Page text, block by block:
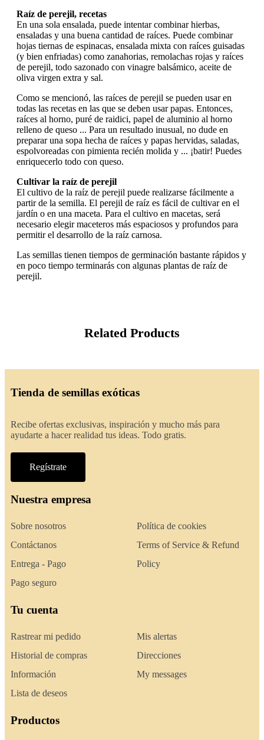
Raíz de perejil, recetas
En una sola ensalada, puede intentar combinar hierbas,
ensaladas y una buena cantidad de raíces. Puede combinar
hojas tiernas de espinacas, ensalada mixta con raíces guisadas
(y bien enfriadas) como zanahorias, remolachas rojas y raíces
de perejil, todo sazonado con vinagre balsámico, aceite de
oliva virgen extra y sal.
Como se mencionó, las raíces de perejil se pueden usar en
todas las recetas en las que se deben usar papas. Entonces,
raíces al horno, puré de raidici, papel de aluminio al horno
relleno de queso ... Para un resultado inusual, no dude en
preparar una sopa hecha de raíces y papas hervidas, saladas,
espolvoreadas con pimienta recién molida y ... ¡batir! Puedes
enriquecerlo todo con queso.
Cultivar la raíz de perejil
El cultivo de la raíz de perejil puede realizarse fácilmente a
partir de la semilla. El perejil de raíz es fácil de cultivar en el
jardín o en una maceta. Para el cultivo en macetas, será
necesario elegir maceteros más espaciosos y profundos para
permitir el desarrollo de la raíz carnosa.
Las semillas tienen tiempos de germinación bastante rápidos y
en poco tiempo terminarás con algunas plantas de raíz de
perejil.
Related Products
Tienda de semillas exóticas
Recibe ofertas exclusivas, inspiración y mucho más para
ayudarte a hacer realidad tus ideas. Todo gratis.
Regístrate
Nuestra empresa
Sobre nosotros
Contáctanos
Entrega - Pago
Pago seguro
Política de cookies
Terms of Service & Refund
Policy
Tu cuenta
Rastrear mi pedido
Historial de compras
Información
Lista de deseos
Mis alertas
Direcciones
My messages
Productos